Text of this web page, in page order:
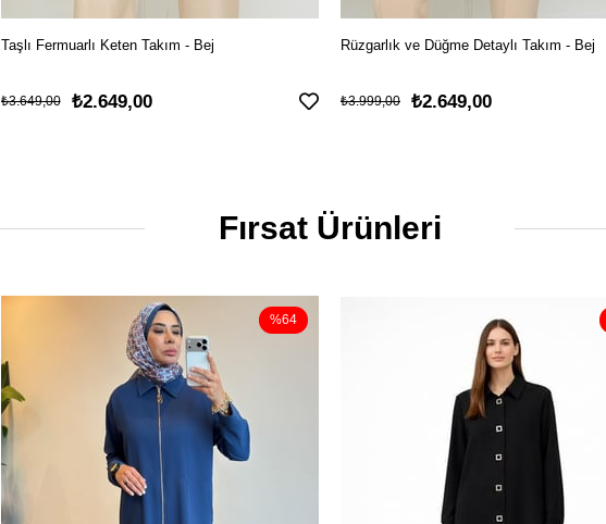
Taşlı Fermuarlı Keten Takım - Bej
₺2.649,00
₺3.649,00
Rüzgarlık ve Düğme Detaylı Takım - Bej
₺2.649,00
₺3.999,00
Fırsat Ürünleri
%64